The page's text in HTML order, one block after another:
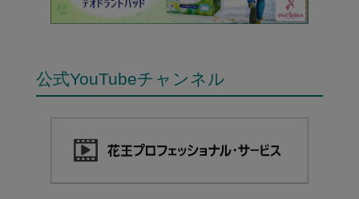
公式YouTubeチャンネル